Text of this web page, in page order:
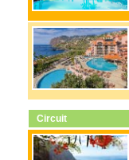
Circuit